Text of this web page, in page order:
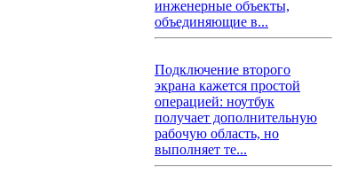
инженерные объекты,
объединяющие в...
Подключение второго
экрана кажется простой
операцией: ноутбук
получает дополнительную
рабочую область, но
выполняет те...